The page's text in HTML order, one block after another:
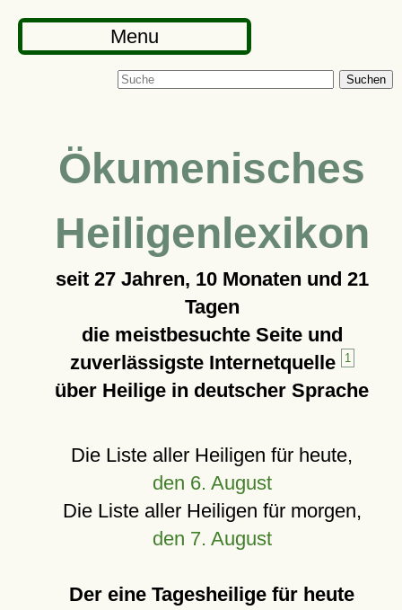
Menu
Suchen
Ökumenisches
Heiligenlexikon
seit 27 Jahren, 10 Monaten und 21
Tagen
die meistbesuchte Seite und
zuverlässigste Internetquelle
1
über Heilige in deutscher Sprache
Die Liste aller Heiligen für heute,
den 6. August
Die Liste aller Heiligen für morgen,
den 7. August
Der eine Tagesheilige für heute